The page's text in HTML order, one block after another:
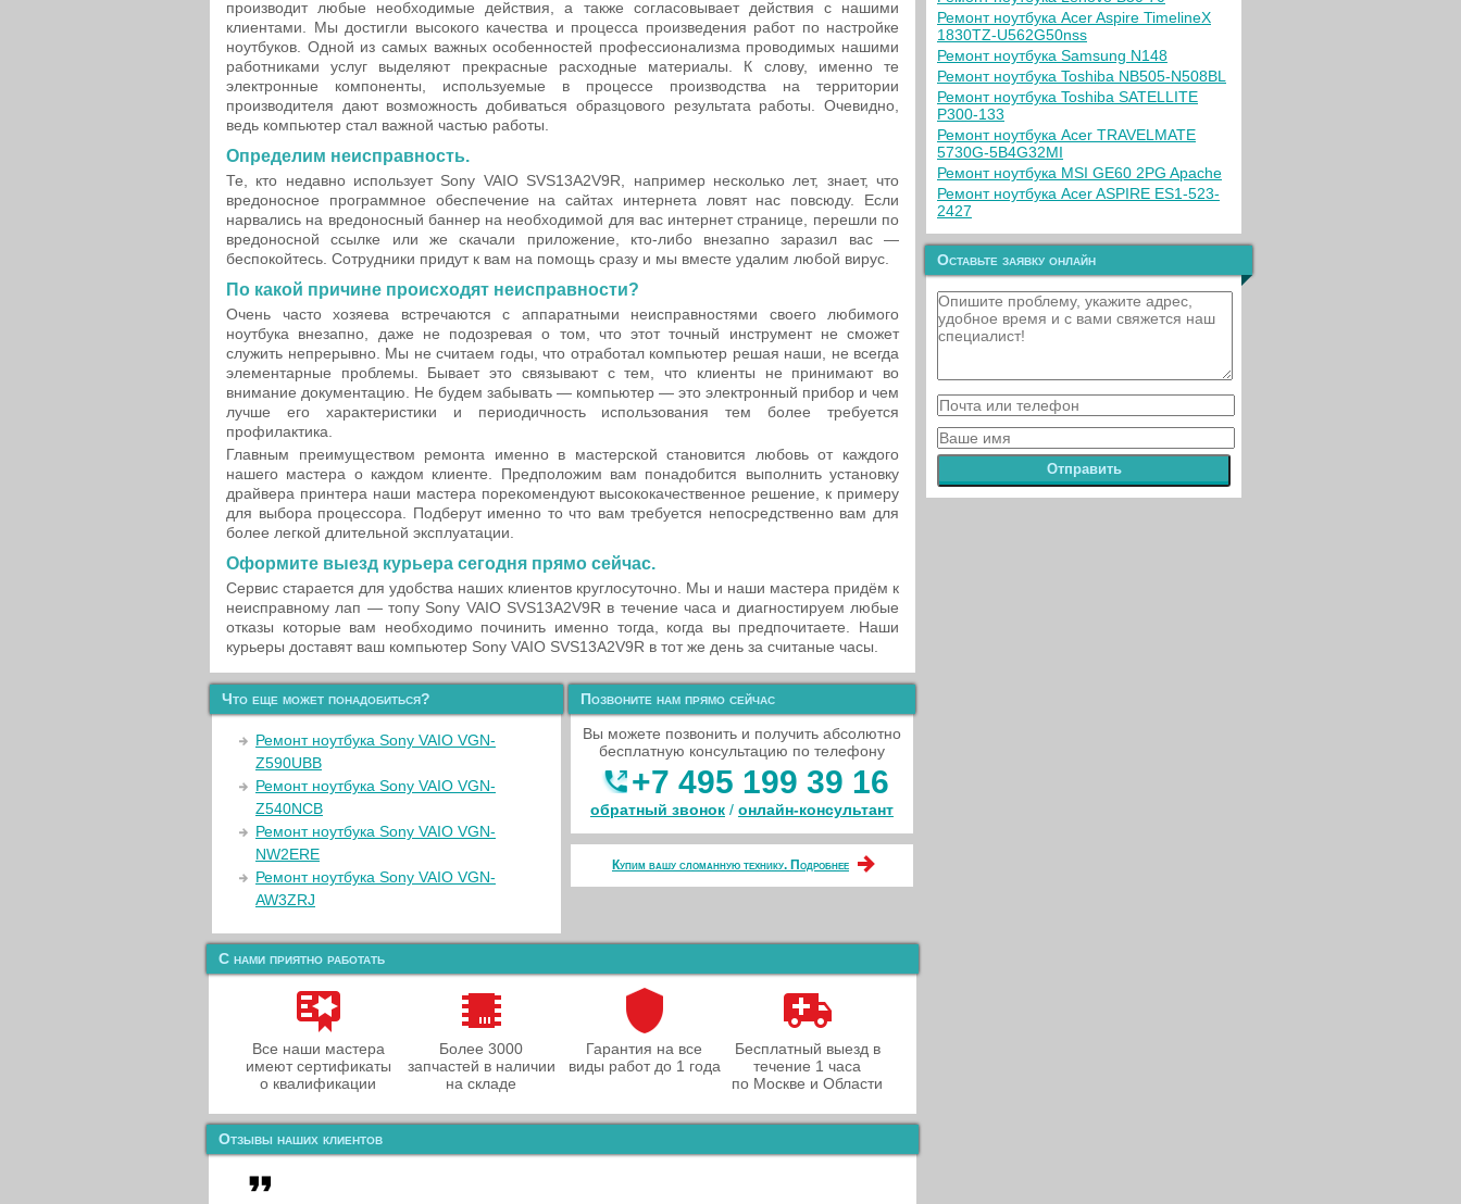
производит любые необходимые действия, а также согласовывает действия с нашими
клиентами. Мы достигли высокого качества и процесса произведения работ по настройке
ноутбуков. Одной из самых важных особенностей профессионализма проводимых нашими
работниками услуг выделяют прекрасные расходные материалы. К слову, именно те
электронные компоненты, используемые в процессе производства на территории
производителя дают возможность добиваться образцового результата работы. Очевидно,
ведь компьютер стал важной частью работы.
Определим неисправность.
Те, кто недавно использует Sony VAIO SVS13A2V9R, например несколько лет, знает, что
вредоносное программное обеспечение на сайтах интернета ловят нас повсюду. Если
нарвались на вредоносный баннер на необходимой для вас интернет странице, перешли по
вредоносной ссылке или же скачали приложение, кто-либо внезапно заразил вас —
беспокойтесь. Сотрудники придут к вам на помощь сразу и мы вместе удалим любой вирус.
По какой причине происходят неисправности?
Очень часто хозяева встречаются с аппаратными неисправностями своего любимого
ноутбука внезапно, даже не подозревая о том, что этот точный инструмент не сможет
служить непрерывно. Мы не считаем годы, что отработал компьютер решая наши, не всегда
элементарные проблемы. Бывает это связывают с тем, что клиенты не принимают во
внимание документацию. Не будем забывать — компьютер — это электронный прибор и чем
лучше его характеристики и периодичность использования тем более требуется
профилактика.
Главным преимуществом ремонта именно в мастерской становится любовь от каждого
нашего мастера о каждом клиенте. Предположим вам понадобится выполнить установку
драйвера принтера наши мастера порекомендуют высококачественное решение, к примеру
для выбора процессора. Подберут именно то что вам требуется непосредственно вам для
более легкой длительной эксплуатации.
Оформите выезд курьера сегодня прямо сейчас.
Сервис старается для удобства наших клиентов круглосуточно. Мы и наши мастера придём к
неисправному лап — топу Sony VAIO SVS13A2V9R в течение часа и диагностируем любые
отказы которые вам необходимо починить именно тогда, когда вы предпочитаете. Наши
курьеры доставят ваш компьютер Sony VAIO SVS13A2V9R в тот же день за считаные часы.
Что еще может понадобиться?
Ремонт ноутбука Sony VAIO VGN-
Z590UBB
Ремонт ноутбука Sony VAIO VGN-
Z540NCB
Ремонт ноутбука Sony VAIO VGN-
NW2ERE
Ремонт ноутбука Sony VAIO VGN-
AW3ZRJ
Позвоните нам прямо сейчас
Вы можете позвонить и получить абсолютно
бесплатную консультацию по телефону
+7 495 199 39 16
обратный звонок / онлайн‑консультант
Купим вашу сломанную технику. Подробнее
С нами приятно работать
Все наши мастера
имеют сертификаты
о квалификации
Более 3000
запчастей в наличии
на складе
Гарантия на все
виды работ до 1 года
Бесплатный выезд в
течение 1 часа
по Москве и Области
Отзывы наших клиентов
Ремонт ноутбука Acer Aspire TimelineX
1830TZ-U562G50nss
Ремонт ноутбука Samsung N148
Ремонт ноутбука Toshiba NB505-N508BL
Ремонт ноутбука Toshiba SATELLITE
P300-133
Ремонт ноутбука Acer TRAVELMATE
5730G-5B4G32MI
Ремонт ноутбука MSI GE60 2PG Apache
Ремонт ноутбука Acer ASPIRE ES1-523-
2427
Оставьте заявку онлайн
Отправить